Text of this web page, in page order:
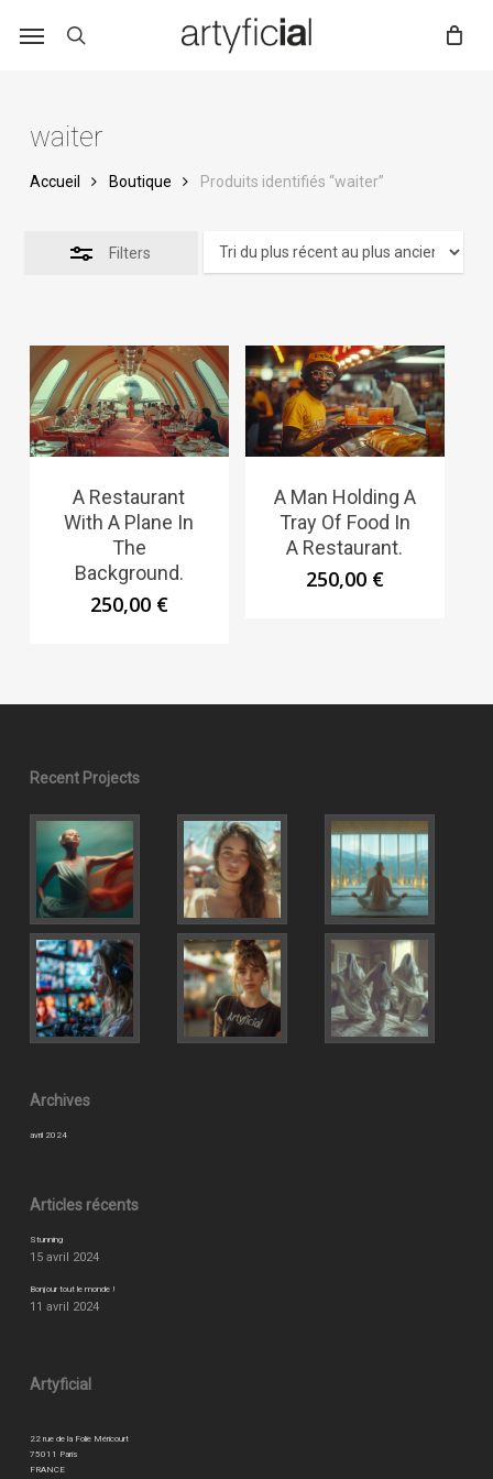
waiter
Accueil Boutique Produits identifiés “waiter”
Filters
A Restaurant
With A Plane In
The
Background.
250,00 €
A Man Holding A
Tray Of Food In
A Restaurant.
250,00 €
Recent Projects
Archives
avril 2024
Articles récents
Stunning
15 avril 2024
Bonjour tout le monde !
11 avril 2024
Artyficial
22 rue de la Folie Méricourt
75011 Paris
FRANCE